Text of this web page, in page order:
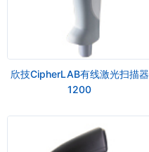
欣技CipherLAB有线激光扫描器
1200